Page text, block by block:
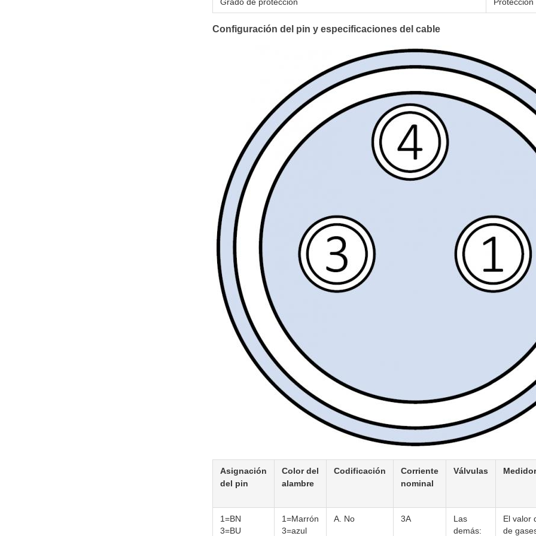
Configuración del pin y especificaciones del cable
Asignación
del pin
Color del
alambre
Codificación
Corriente
nominal
Válvulas
1=BN
3=BU
1=Marrón
3=azul
A. No 3A
Las
demás:
El valor
de